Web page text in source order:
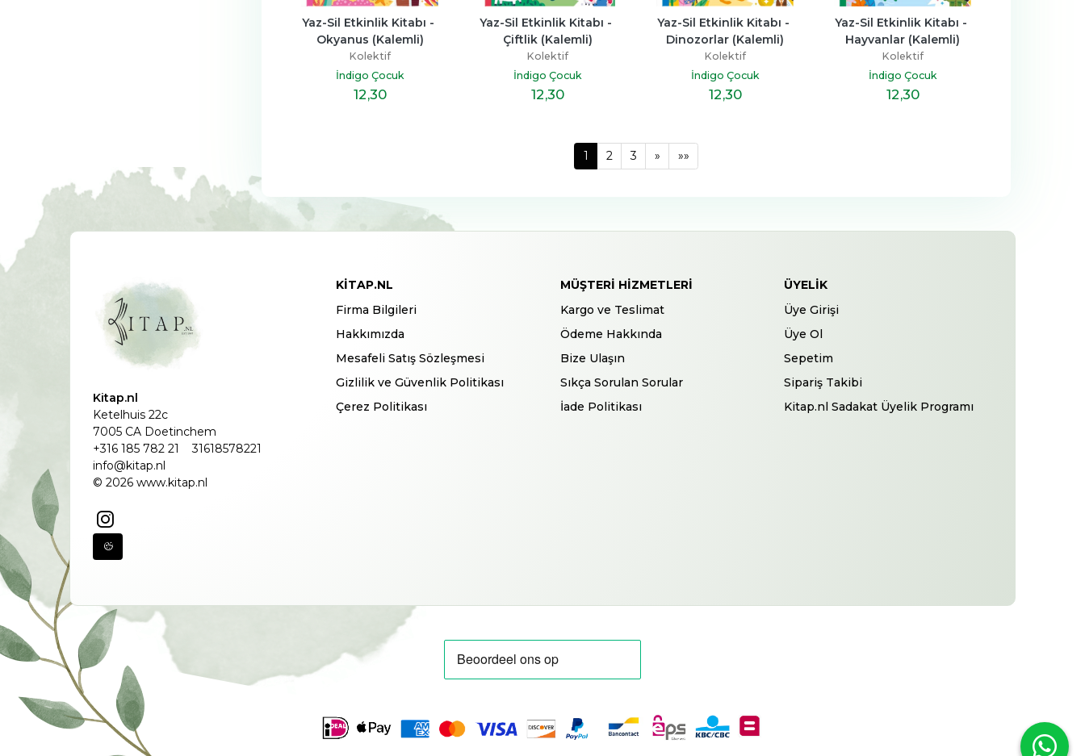
Yaz-Sil Etkinlik Kitabı -
Okyanus (Kalemli)
Kolektif
İndigo Çocuk
12,30
Yaz-Sil Etkinlik Kitabı -
Çiftlik (Kalemli)
Kolektif
İndigo Çocuk
12,30
Yaz-Sil Etkinlik Kitabı -
Dinozorlar (Kalemli)
Kolektif
İndigo Çocuk
12,30
Yaz-Sil Etkinlik Kitabı -
Hayvanlar (Kalemli)
Kolektif
İndigo Çocuk
12,30
1 2 3 » »»
Kitap.nl
Ketelhuis 22c
7005 CA Doetinchem
+316 185 782 21
31618578221
info@kitap.nl
© 2026 www.kitap.nl
KITAP.NL
Firma Bilgileri
Hakkımızda
Mesafeli Satış Sözleşmesi
Gizlilik ve Güvenlik Politikası
Çerez Politikası
MÜŞTERI HIZMETLERI
Kargo ve Teslimat
Ödeme Hakkında
Bize Ulaşın
Sıkça Sorulan Sorular
İade Politikası
ÜYELIK
Üye Girişi
Üye Ol
Sepetim
Sipariş Takibi
Kitap.nl Sadakat Üyelik Programı